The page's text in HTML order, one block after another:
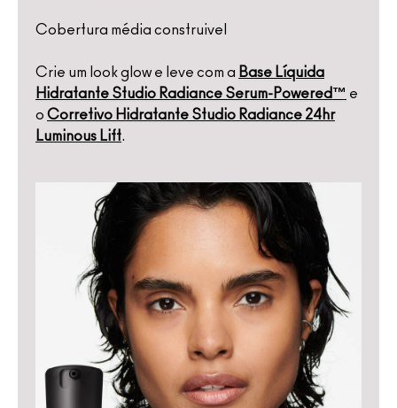
Cobertura média construivel
Crie um look glow e leve com a Base Líquida
Hidratante Studio Radiance Serum-Powered™ e
o Corretivo Hidratante Studio Radiance 24hr
Luminous Lift.